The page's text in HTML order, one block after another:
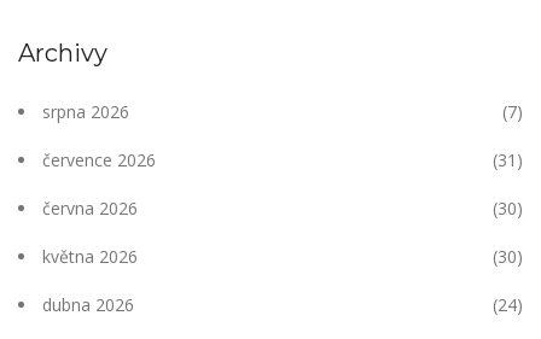
Archivy
srpna 2026 (7)
července 2026 (31)
června 2026 (30)
května 2026 (30)
dubna 2026 (24)